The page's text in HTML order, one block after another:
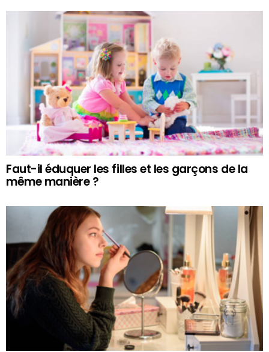
Faut-il éduquer les filles et les garçons de la
même manière ?